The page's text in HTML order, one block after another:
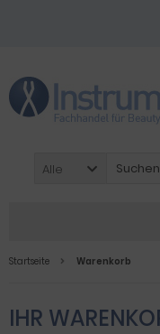
Alle
Startseite Warenkorb
IHR